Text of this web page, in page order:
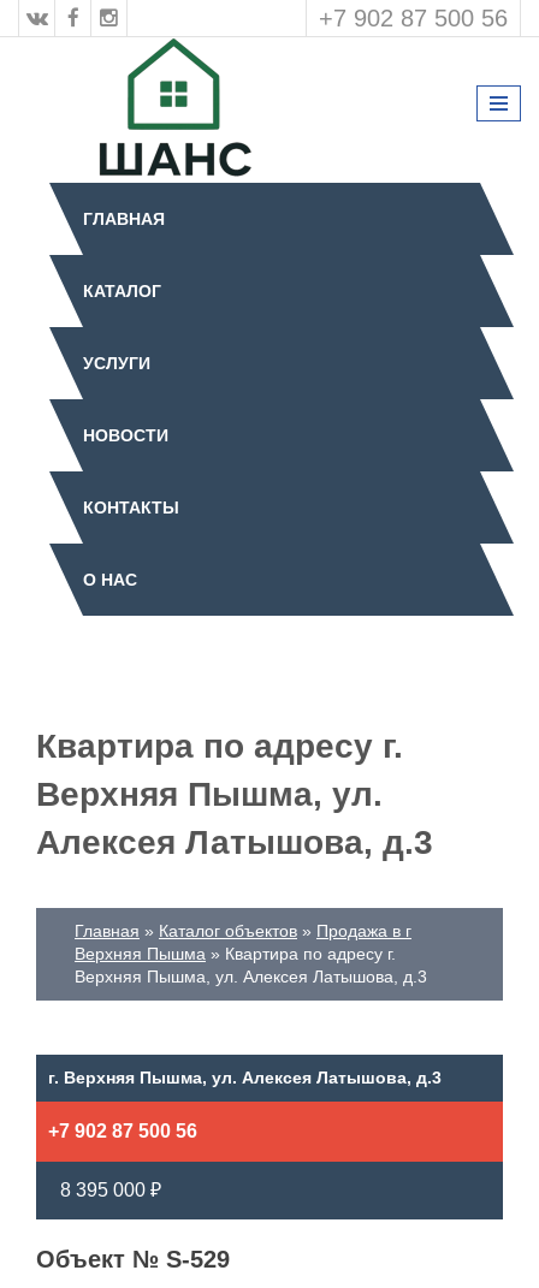
+7 902 87 500 56
ГЛАВНАЯ
КАТАЛОГ
УСЛУГИ
НОВОСТИ
КОНТАКТЫ
О НАС
Квартира по адресу г.
Верхняя Пышма, ул.
Алексея Латышова, д.3
Главная Каталог объектов
Продажа в г
Верхняя Пышма
Квартира по адресу г.
Верхняя Пышма, ул. Алексея Латышова, д.3
г. Верхняя Пышма, ул. Алексея Латышова, д.3
+7 902 87 500 56
8 395 000 ₽
Объект № S-529